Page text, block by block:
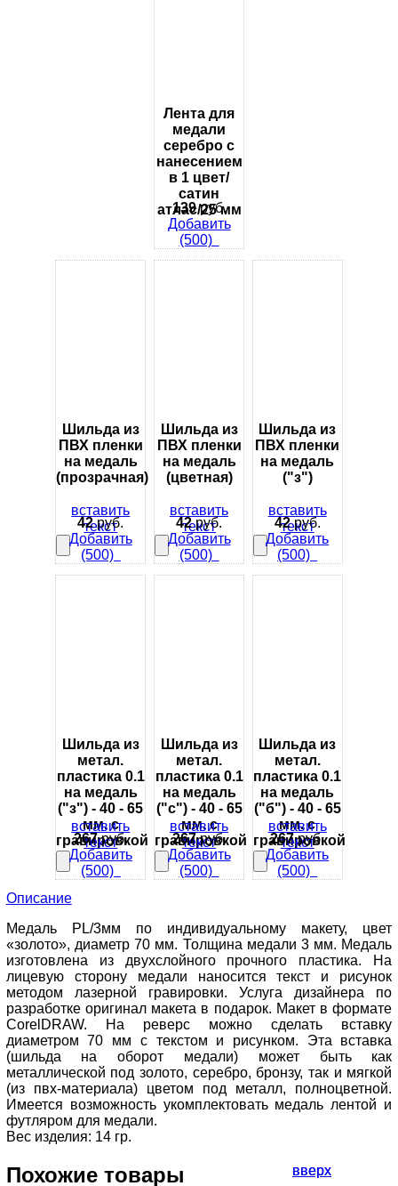
Лента для
медали
серебро с
нанесением
в 1 цвет/
сатин
атлас/25 мм
139руб.
Добавить
(500)
Шильда из
ПВХ пленки
на медаль
(прозрачная)
вставить
текст
42руб.
Добавить
(500)
Шильда из
ПВХ пленки
на медаль
(цветная)
вставить
текст
42руб.
Добавить
(500)
Шильда из
ПВХ пленки
на медаль
("з")
вставить
текст
42руб.
Добавить
(500)
Шильда из
метал.
пластика 0.1
на медаль
("з") - 40 - 65
мм. с
гравировкой
вставить
текст
267руб.
Добавить
(500)
Шильда из
метал.
пластика 0.1
на медаль
("с") - 40 - 65
мм. с
гравировкой
вставить
текст
267руб.
Добавить
(500)
Шильда из
метал.
пластика 0.1
на медаль
("б") - 40 - 65
мм. с
гравировкой
вставить
текст
267руб.
Добавить
(500)
Описание
Медаль PL/3мм по индивидуальному макету, цвет
«золото», диаметр 70 мм. Толщина медали 3 мм. Медаль
изготовлена из двухслойного прочного пластика. На
лицевую сторону медали наносится текст и рисунок
методом лазерной гравировки. Услуга дизайнера по
разработке оригинал макета в подарок. Макет в формате
CorelDRAW. На реверс можно сделать вставку
диаметром 70 мм с текстом и рисунком. Эта вставка
(шильда на оборот медали) может быть как
металлической под золото, серебро, бронзу, так и мягкой
(из пвх-материала) цветом под металл, полноцветной.
Имеется возможность укомплектовать медаль лентой и
футляром для медали.
Вес изделия: 14 гр.
Похожие товары вверх
вверх